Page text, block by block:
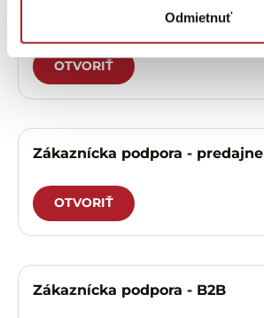
Odmietnuť
Zákaznícka podpora – eshop
OTVORIŤ
Zákaznícka podpora - predajne
OTVORIŤ
Zákaznícka podpora - B2B